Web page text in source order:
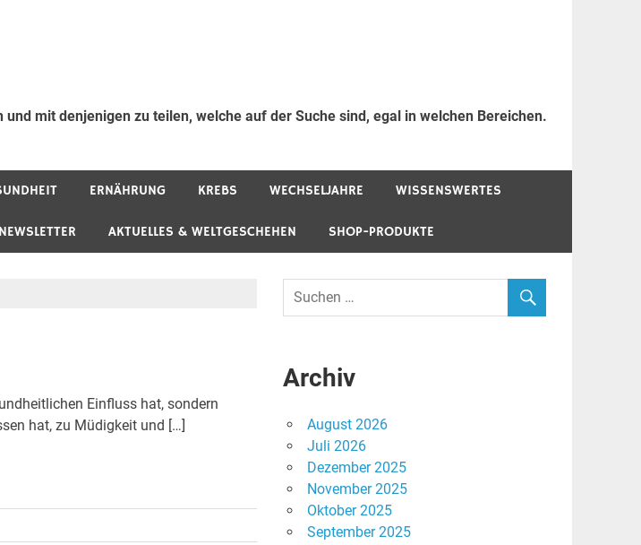
mit denjenigen zu teilen, welche auf der Suche sind, egal in welchen Bereichen.
ERNÄHRUNG KREBS WECHSELJAHRE WISSENSWERTES
NEWSLETTER AKTUELLES & WELTGESCHEHEN SHOP-PRODUKTE
Einfluss hat, sondern
hat, zu Müdigkeit und […]
Archiv
August 2026
Juli 2026
Dezember 2025
November 2025
Oktober 2025
September 2025